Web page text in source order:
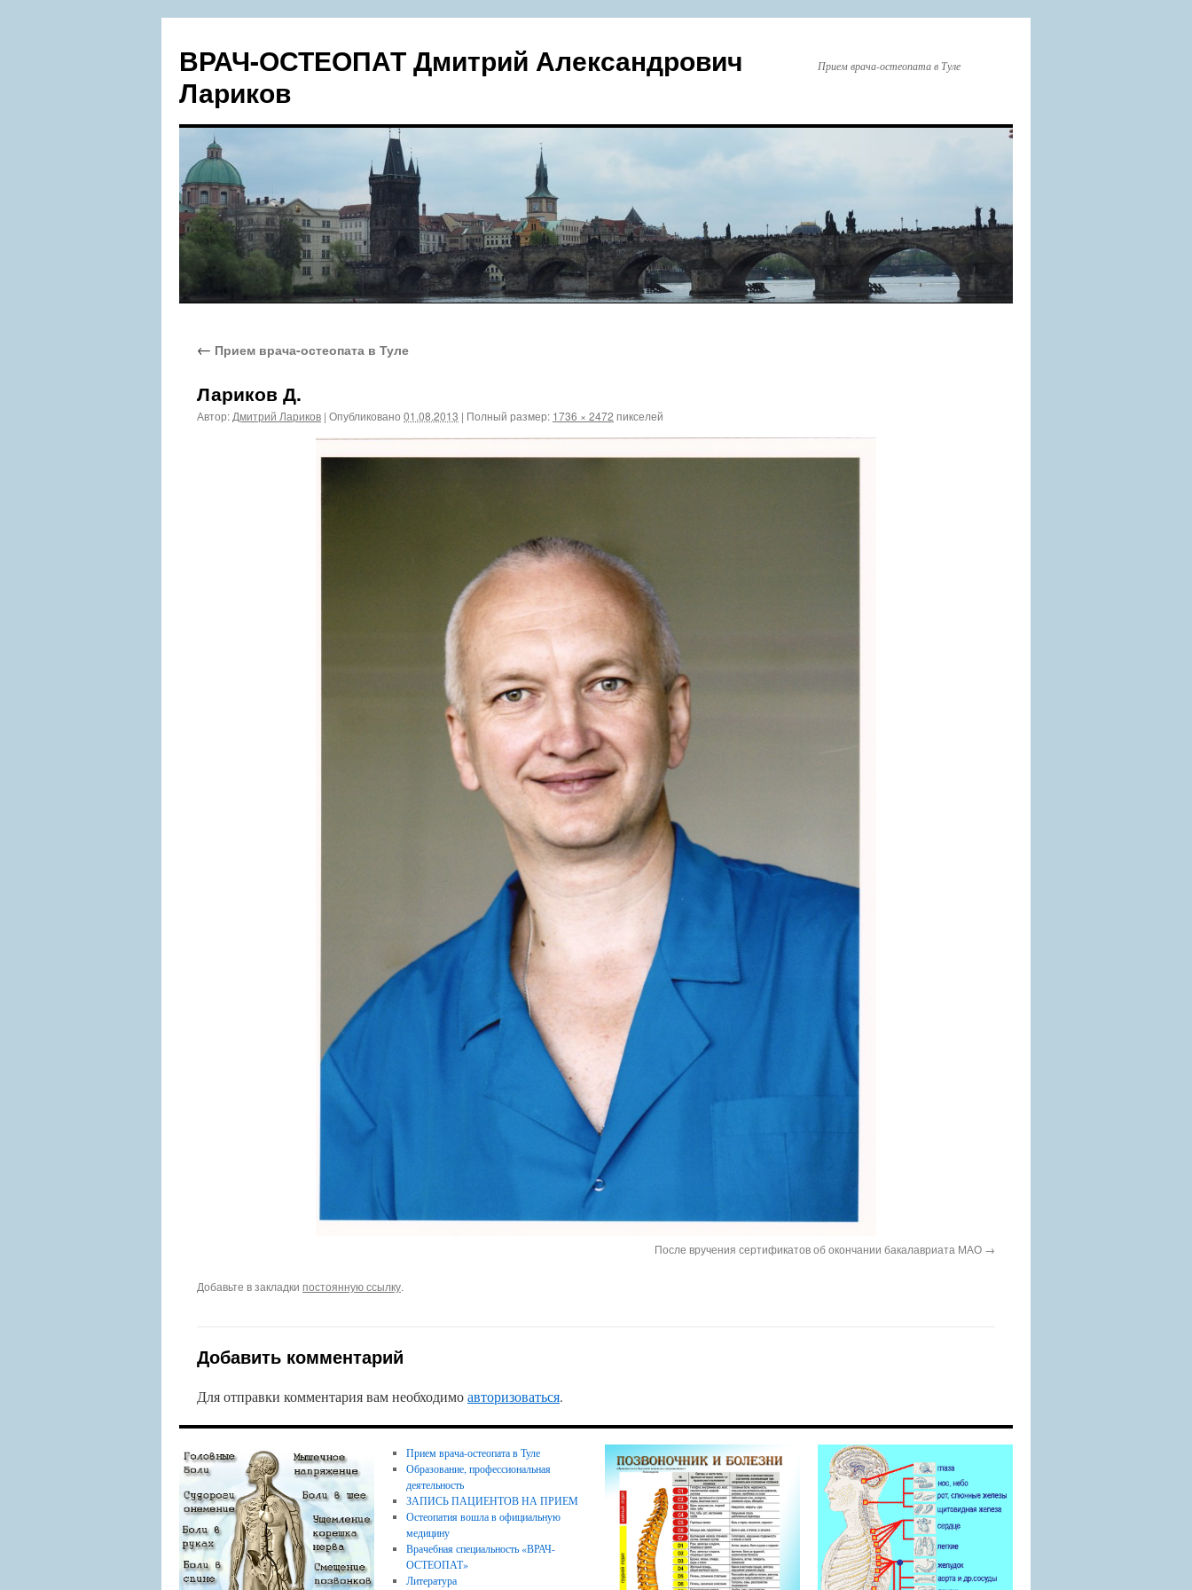
содержимому
ВРАЧ-ОСТЕОПАТ Дмитрий Александрович
Лариков
Прием врача-остеопата в Туле
← Прием врача-остеопата в Туле
Лариков Д.
Автор: Дмитрий Лариков | Опубликовано 01.08.2013 | Полный размер: 1736 × 2472 пикселей
После вручения сертификатов об окончании бакалавриата МАО
Добавьте в закладки постоянную ссылку.
Добавить комментарий
Для отправки комментария вам необходимоавторизоваться.
Прием врача-остеопата в Туле
Образование, профессиональная
деятельность
ЗАПИСЬ ПАЦИЕНТОВ НА ПРИЕМ
Остеопатия вошла в официальную
медицину
Врачебная специальность «ВРАЧ-
ОСТЕОПАТ»
Литература